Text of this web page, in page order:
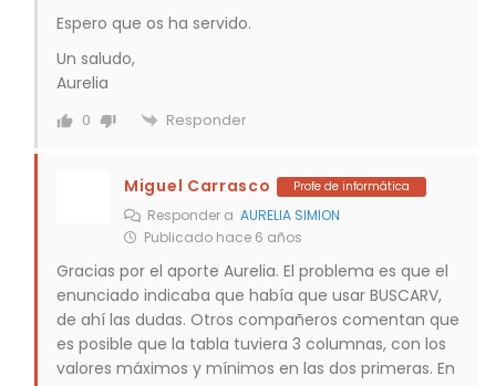
Espero que os ha servido.
Un saludo,
Aurelia
0 Responder
Miguel Carrasco Profe de informática
Responder a AURELIA SIMION
Publicado hace 6 años
Gracias por el aporte Aurelia. El problema es que el
enunciado indicaba que había que usar BUSCARV,
de ahí las dudas. Otros compañeros comentan que
es posible que la tabla tuviera 3 columnas, con los
valores máximos y mínimos en las dos primeras. En